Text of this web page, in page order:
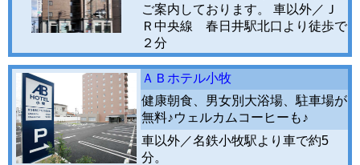
ご案内しております。 車以外／Ｊ
Ｒ中央線 春日井駅北口より徒歩で
２分
ＡＢホテル小牧
健康朝食、男女別大浴場、駐車場が
無料♪ウェルカムコーヒーも♪
車以外／名鉄小牧駅より車で約5
分。